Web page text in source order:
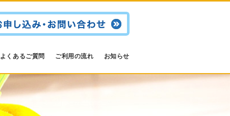
よくあるご質問 ご利用の流れ お知らせ